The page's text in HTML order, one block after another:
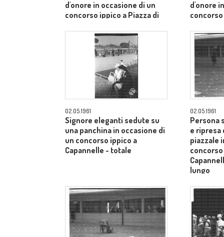
d'onore in occasione di un
concorso ippico a Piazza di
d'onore
02.05.1961
Signore eleganti sedute su
una panchina in occasione di
un concorso ippico a
Capannelle - totale
02.05.1961
Persona
e ripresa
piazzale
concorso
lungo